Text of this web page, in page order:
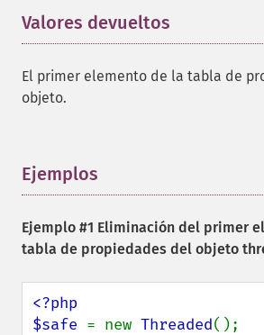
Valores devueltos
El primer elemento de la tabla de
objeto.
Ejemplos
Ejemplo #1 Eliminación del primer
tabla de propiedades del objeto
<?php
$safe = new Threaded();